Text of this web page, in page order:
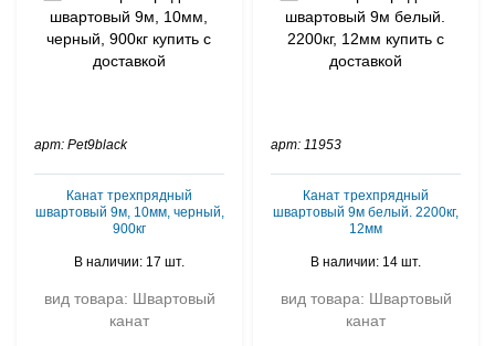
арт: Pet9black
Канат трехпрядный
швартовый 9м, 10мм, черный,
900кг
В наличии: 17 шт.
вид товара: Швартовый
канат
арт: 11953
Канат трехпрядный
швартовый 9м белый. 2200кг,
12мм
В наличии: 14 шт.
вид товара: Швартовый
канат